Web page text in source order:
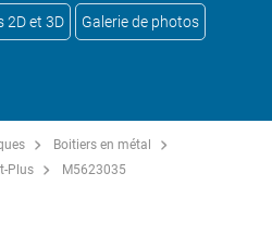
2D et 3D Galerie de photos
Boitiers en métal
Plus M5623035